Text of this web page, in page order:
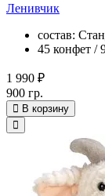
Ленивчик
состав:
45 конфет /
1 990 ₽
900 гр.
В корзину